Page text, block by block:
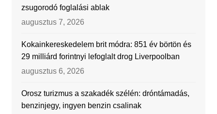
zsugorodó foglalási ablak
augusztus 7, 2026
Kokainkereskedelem brit módra: 851 év börtön és
29 milliárd forintnyi lefoglalt drog Liverpoolban
augusztus 6, 2026
Orosz turizmus a szakadék szélén: dróntámadás,
benzinjegy, ingyen benzin csalinak